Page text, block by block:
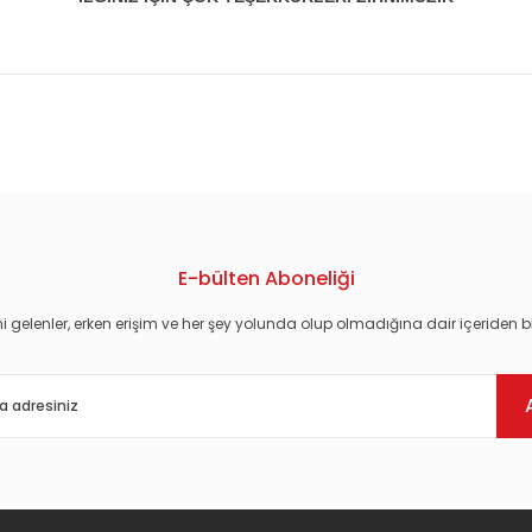
E-bülten Aboneliği
gelenler, erken erişim ve her şey yolunda olup olmadığına dair içeriden